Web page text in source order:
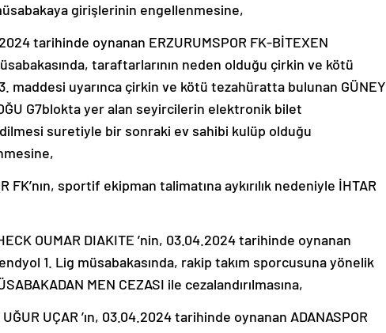
girişlerinin engellenmesine,
tarihinde oynanan ERZURUMSPOR FK-BİTEXEN
taraftarlarının neden olduğu çirkin ve kötü
maddesi uyarınca çirkin ve kötü tezahüratta bulunan GÜNEY
G7blokta yer alan seyircilerin elektronik bilet
suretiyle bir sonraki ev sahibi kulüp olduğu
FK’nın, sportif ekipman talimatına aykırılık nedeniyle İHTAR
OUMAR DIAKITE ’nin, 03.04.2024 tarihinde oynanan
1. Lig müsabakasında, rakip takım sporcusuna yönelik
MEN CEZASI ile cezalandırılmasına,
UÇAR ’ın, 03.04.2024 tarihinde oynanan ADANASPOR